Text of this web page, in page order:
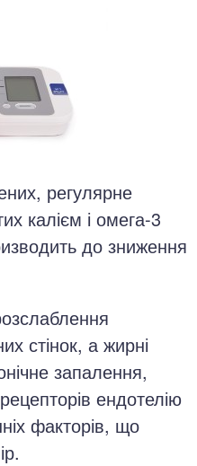
регулярне
калієм і омега-3
до зниження
стінок, а жирні
запалення,
ендотелію
факторів, що